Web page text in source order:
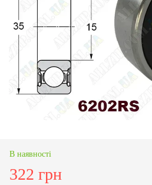
В наявності
322 грн